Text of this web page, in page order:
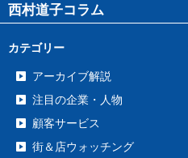
西村道子コラム
カテゴリー
アーカイブ解説
注目の企業・人物
顧客サービス
街＆店ウォッチング